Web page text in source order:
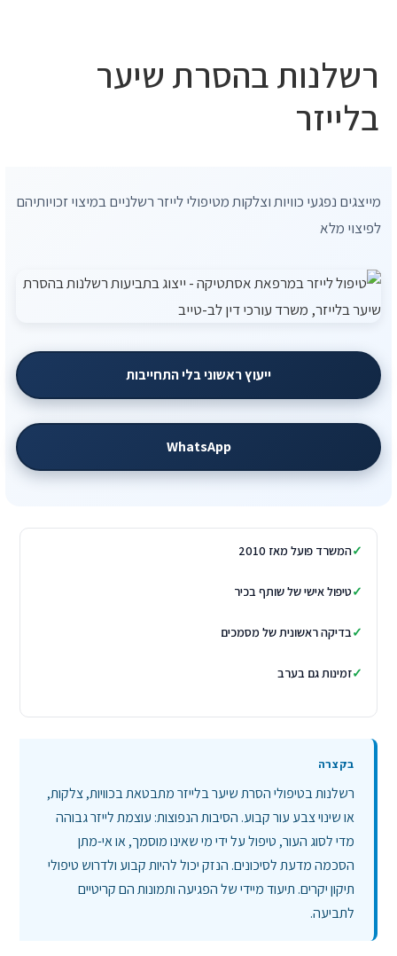
רשלנות בהסרת שיער
בלייזר
מייצגים נפגעי כוויות וצלקות מטיפולי לייזר רשלניים במיצוי זכויותיהם
לפיצוי מלא
ייעוץ ראשוני בלי התחייבות
WhatsApp
המשרד פועל מאז 2010
טיפול אישי של שותף בכיר
בדיקה ראשונית של מסמכים
זמינות גם בערב
רשלנות בטיפולי הסרת שיער בלייזר מתבטאת בכוויות, צלקות,
או שינוי צבע עור קבוע. הסיבות הנפוצות: עוצמת לייזר גבוהה
מדי לסוג העור, טיפול על ידי מי שאינו מוסמך, או אי-מתן
הסכמה מדעת לסיכונים. הנזק יכול להיות קבוע ולדרוש טיפולי
תיקון יקרים. תיעוד מיידי של הפגיעה ותמונות הם קריטיים
לתביעה.